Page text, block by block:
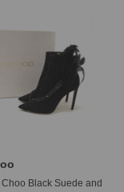
Choo Black Suede and